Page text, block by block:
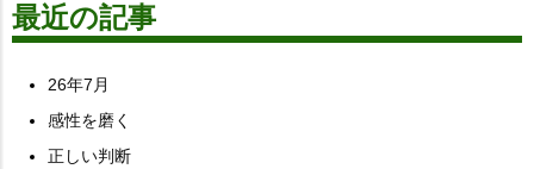
最近の記事
26年7月
感性を磨く
正しい判断